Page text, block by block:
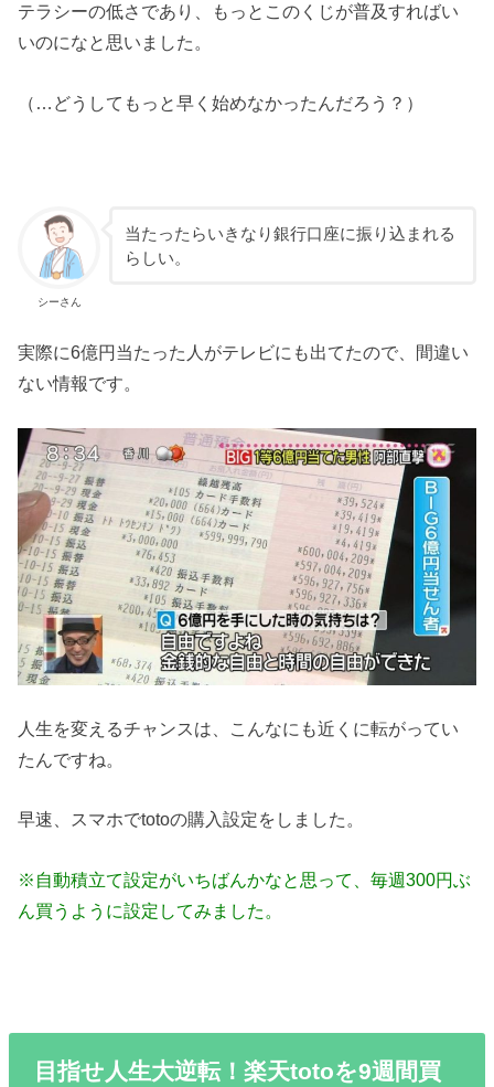
テラシーの低さであり、もっとこのくじが普及すればい
いのになと思いました。
（…どうしてもっと早く始めなかったんだろう？）
シーさん
当たったらいきなり銀行口座に振り込まれる
らしい。
実際に6億円当たった人がテレビにも出てたので、間違い
ない情報です。
人生を変えるチャンスは、こんなにも近くに転がってい
たんですね。
早速、スマホでtotoの購入設定をしました。
※自動積立て設定がいちばんかなと思って、毎週300円ぶ
ん買うように設定してみました。
目指せ人生大逆転！楽天totoを9週間買